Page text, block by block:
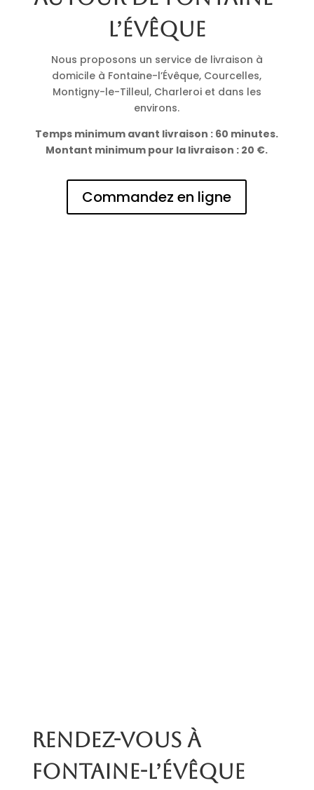
l’Évêque
Nous proposons un service de livraison à
domicile à Fontaine-l’Évêque, Courcelles,
Montigny-le-Tilleul, Charleroi et dans les
environs.
Temps minimum avant livraison : 60 minutes.
Montant minimum pour la livraison : 20 €.
Commandez en ligne
Rendez-vous à
Fontaine-l’Évêque